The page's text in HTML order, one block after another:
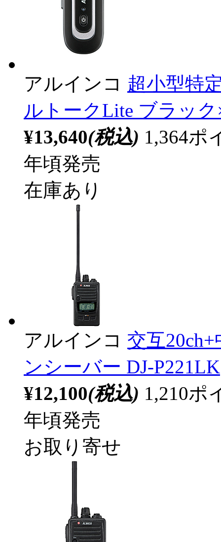
アルインコ 超小型特
ルトークLite ブラッ
¥13,640(税込) 1,364ポ
年頃発売
在庫あり
アルインコ 交互
ンシーバー DJ-P221LK
¥12,100(税込) 1,210ポ
年頃発売
お取り寄せ